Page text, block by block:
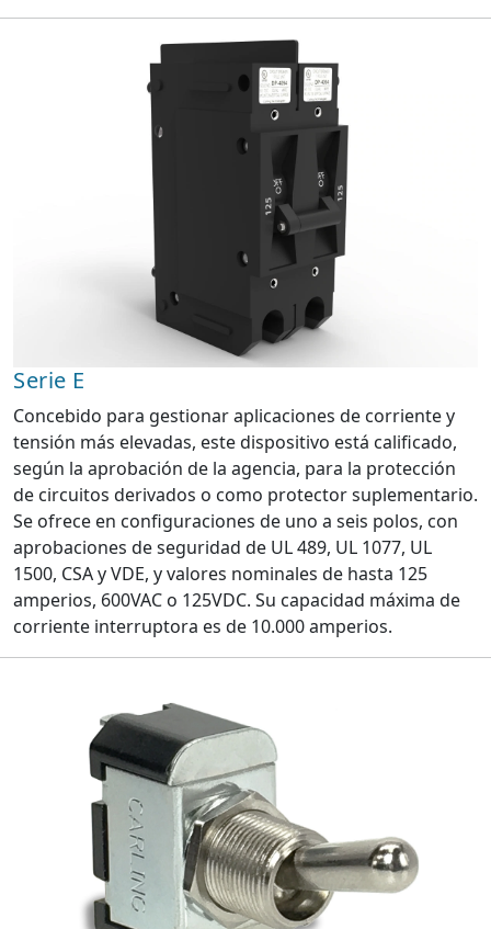
Serie E
Concebido para gestionar aplicaciones de corriente y
tensión más elevadas, este dispositivo está calificado,
según la aprobación de la agencia, para la protección
de circuitos derivados o como protector suplementario.
Se ofrece en configuraciones de uno a seis polos, con
aprobaciones de seguridad de UL 489, UL 1077, UL
1500, CSA y VDE, y valores nominales de hasta 125
amperios, 600VAC o 125VDC. Su capacidad máxima de
corriente interruptora es de 10.000 amperios.